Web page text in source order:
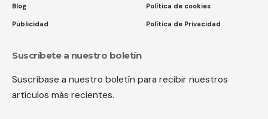
Blog
Publicidad
Política de cookies
Política de Privacidad
Suscríbete a nuestro boletín
Suscríbase a nuestro boletín para recibir nuestros
artículos más recientes.